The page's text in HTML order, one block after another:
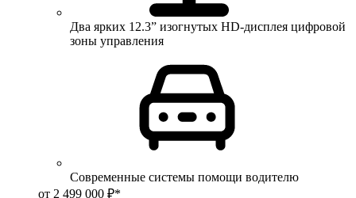
Два ярких 12.3” изогнутых HD-дисплея цифровой
зоны управления
Современные системы помощи водителю
от 2 499 000 ₽*